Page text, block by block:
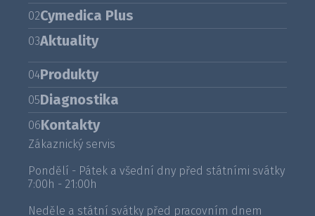
02Cymedica Plus
03Aktuality
04Produkty
05Diagnostika
06Kontakty
Zákaznický servis
Pondělí - Pátek a všední dny před státními svátky
7:00h - 21:00h
Neděle a státní svátky před pracovním dnem